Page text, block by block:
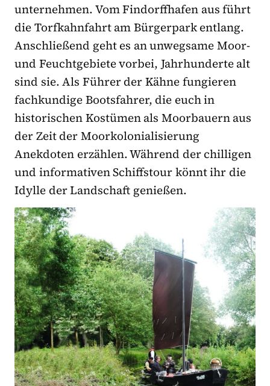
unternehmen. Vom Findorffhafen aus führt
die Torfkahnfahrt am Bürgerpark entlang.
Anschließend geht es an unwegsame Moor-
und Feuchtgebiete vorbei, Jahrhunderte alt
sind sie. Als Führer der Kähne fungieren
fachkundige Bootsfahrer, die euch in
historischen Kostümen als Moorbauern aus
der Zeit der Moorkolonialisierung
Anekdoten erzählen. Während der chilligen
und informativen Schiffstour könnt ihr die
Idylle der Landschaft genießen.